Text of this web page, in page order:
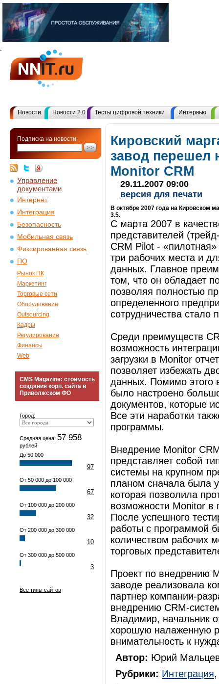
Новости Новости 2.0 Тесты цифровой техники Интервью
Подписка на новости:
Управление
документами
Интернет
Интеграция
Безопасность
Мобильная связь
Фиксированная связь
ПО
Рынок ПК
Маркетинг
Торговые сети
Оборудование
Outsourcing
Кадры
Регулирование
Финансы
Web
CMS Magazine: стоимость
создания корп. сайта в
Приволжском ФО
Город:
Средняя цена: 57 958
рублей
До 50 000
97
От 50 000 до 100 000
67
От 100 000 до 200 000
32
От 200 000 до 300 000
10
От 300 000 до 500 000
3
Все типы сайтов
Кировский
завод перешел
Monitor CRM
29.11.2007 09:00
версия для печати
В октябре 2007 года на Кировском
3.5.
С марта 2007 в
представителей
CRM Pilot -
три рабочих места и
данных. Главное
том, что он обладает
позволяя полностью
определенного
сотрудничества
Среди преимуществ
возможность
загрузки в Monitor
позволяет избежать
данных. Помимо этого
было настроено
документов, которые
Все эти наработки
программы.
Внедрение Monitor
представляет собой
системы на крупном
планом сначала была
которая позволила
возможности Monitor в
После успешного
работы с программой
количеством рабочих
торговых
Проект по внедрению
заводе реализовала
партнер компании-
внедрению CRM-
Владимир, начальник
хорошую налаженную
внимательность к
Автор: Юрий
Рубрики: Интеграция